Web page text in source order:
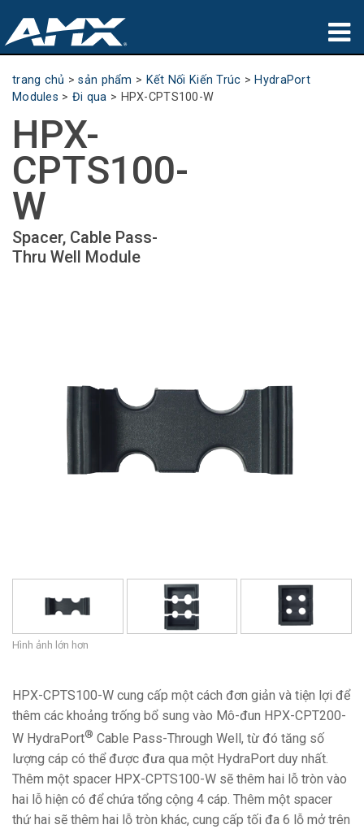
sản phẩm
Partners
nơi mua
đào tạo
hỗ trợ
trang chủ >sản phẩm > Kết Nối Kiến Trúc > HydraPort
Modules > Đi qua > HPX-CPTS100-W
HPX-
CPTS100-
W
Spacer, Cable Pass-
Thru Well Module
Hình ảnh lớn hơn
HPX-CPTS100-W cung cấp một cách đơn giản và tiện lợi để
thêm các khoảng trống bổ sung vào Mô-đun HPX-CPT200-
W HydraPort® Cable Pass-Through Well, từ đó tăng số
lượng cáp có thể được đưa qua một HydraPort duy nhất.
Thêm một spacer HPX-CPTS100-W sẽ thêm hai lỗ tròn vào
hai lỗ hiện có để chứa tổng cộng 4 cáp. Thêm một spacer
thứ hai sẽ thêm hai lỗ tròn khác, cung cấp tối đa 6 lỗ mở trên